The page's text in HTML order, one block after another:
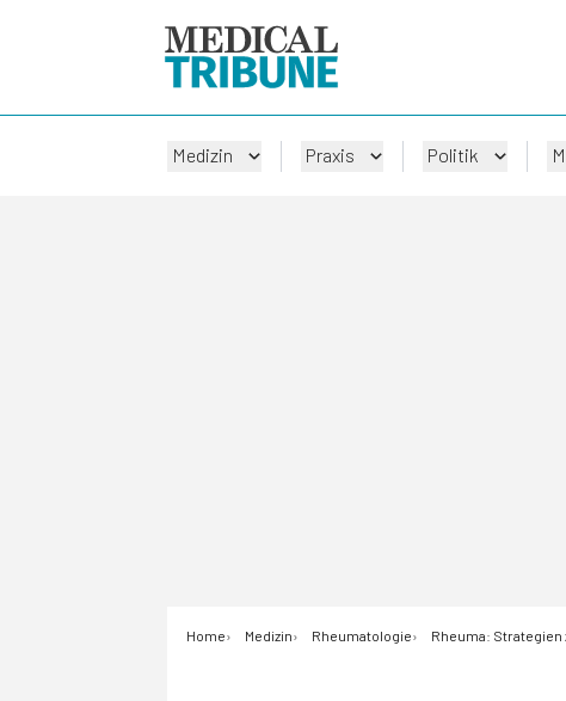
Medizin Praxis Politik
Home Medizin Rheumatologie Rheuma: Strategien